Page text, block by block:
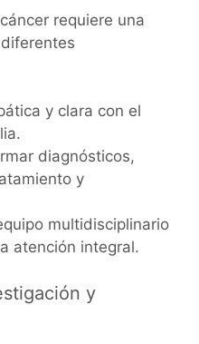
requiere una
y clara con el
diagnósticos,
y
multidisciplinario
atención integral.
y